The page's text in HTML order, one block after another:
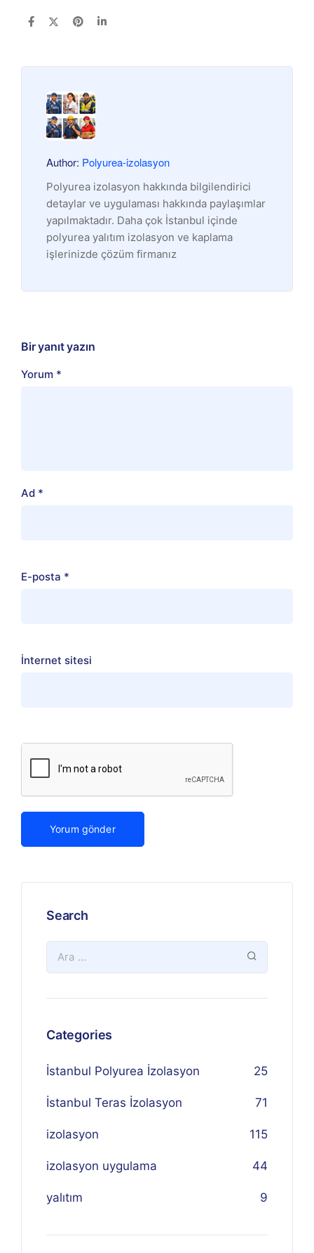
Author: Polyurea-izolasyon
Polyurea izolasyon hakkında bilgilendirici
detaylar ve uygulaması hakkında paylaşımlar
yapılmaktadır. Daha çok İstanbul içinde
polyurea yalıtım izolasyon ve kaplama
işlerinizde çözüm firmanız
Bir yanıt yazın
Yorum *
Ad *
E-posta *
İnternet sitesi
Search
Categories
İstanbul Polyurea İzolasyon 25
İstanbul Teras İzolasyon 71
izolasyon 115
izolasyon uygulama 44
yalıtım 9